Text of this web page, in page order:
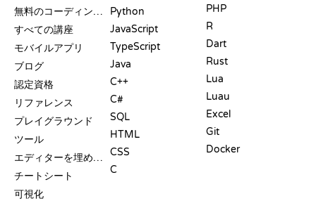
無料のコーディングサイト
すべての講座
モバイルアプリ
ブログ
認定資格
リファレンス
プレイグラウンド
ツール
エディターを埋め込む
チートシート
可視化
Python
JavaScript
TypeScript
Java
C++
C#
SQL
HTML
CSS
C
PHP
R
Dart
Rust
Lua
Luau
Excel
Git
Docker